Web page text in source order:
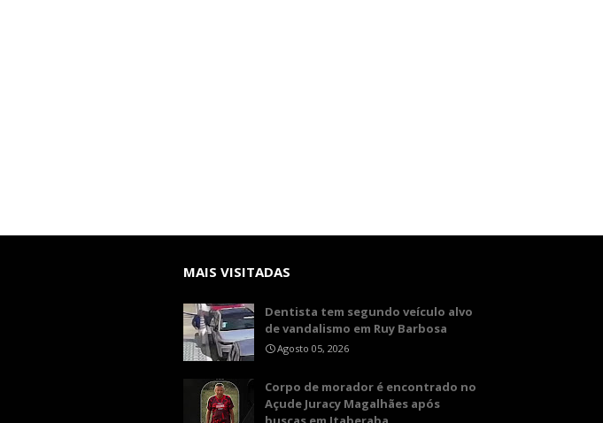
MAIS VISITADAS
Dentista tem segundo veículo alvo
de vandalismo em Ruy Barbosa
Agosto 05, 2026
Corpo de morador é encontrado no
Açude Juracy Magalhães após